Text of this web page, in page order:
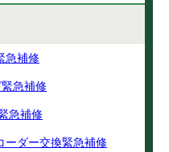
急補修
急補修
急補修
ーダー交換緊急補修